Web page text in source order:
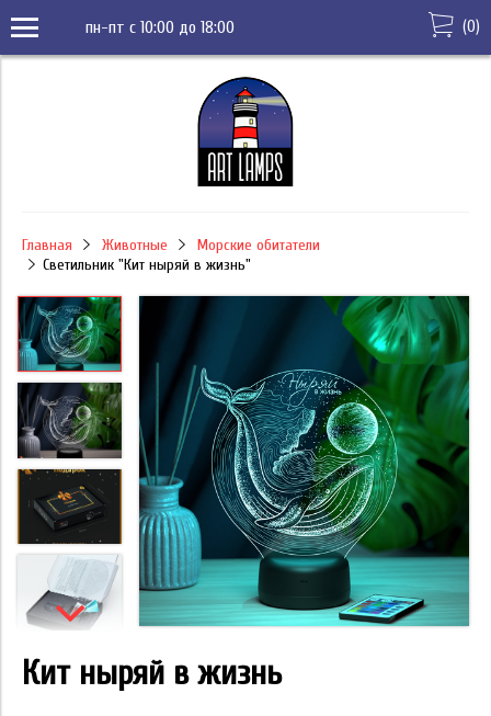
пн-пт с 10:00 до 18:00 (0)
Главная Животные
Морские обитатели
Светильник "Кит ныряй в жизнь"
Кит ныряй в жизнь